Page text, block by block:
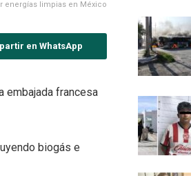
energías limpias en México
en WhatsApp
embajada francesa
biogás e